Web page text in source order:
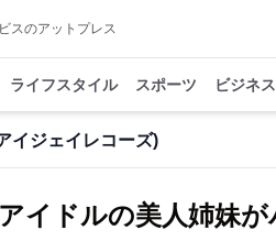
スのアットプレス
ライフスタイル スポーツ ビジネス
イジェイレコーズ)
イドルの美人姉妹